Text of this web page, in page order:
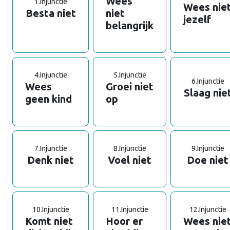
Besta niet
niet
belangrijk
Wees
jezelf
4.Injunctie
Wees
geen kind
5.Injunctie
Groei niet
op
6.Injunctie
Slaag
7.Injunctie
Denk niet
8.Injunctie
Voel niet
9.Injunctie
Doe niet
10.Injunctie
Komt niet
11.Injunctie
Hoor er
12.Injunctie
Wees